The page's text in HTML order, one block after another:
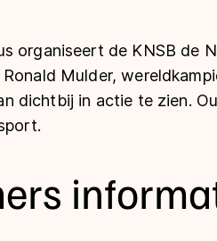
organiseert de KNSB de
Mulder,
dichtbij in actie te zien.